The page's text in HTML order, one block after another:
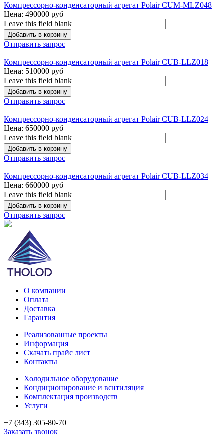
Компрессорно-конденсаторный агрегат Polair CUM-MLZ048
Цена: 490000 руб
Leave this field blank
Отправить запрос
Компрессорно-конденсаторный агрегат Polair CUB-LLZ018
Цена: 510000 руб
Leave this field blank
Отправить запрос
Компрессорно-конденсаторный агрегат Polair CUB-LLZ024
Цена: 650000 руб
Leave this field blank
Отправить запрос
Компрессорно-конденсаторный агрегат Polair CUB-LLZ034
Цена: 660000 руб
Leave this field blank
Отправить запрос
О компании
Оплата
Доставка
Гарантия
Реализованные проекты
Информация
Скачать прайс лист
Контакты
Холодильное оборудование
Кондиционирование и вентиляция
Комплектация производств
Услуги
+7 (343) 305-80-70
Заказать звонок